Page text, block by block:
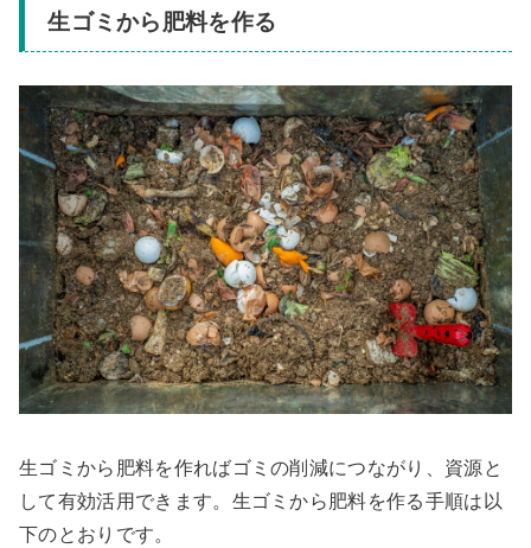
生ゴミから肥料を作る
生ゴミから肥料を作ればゴミの削減につながり、資源と
して有効活用できます。生ゴミから肥料を作る手順は以
下のとおりです。